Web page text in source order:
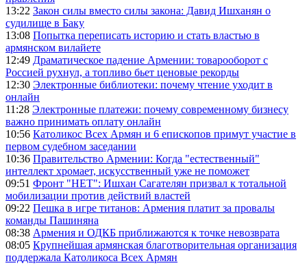
13:22 Закон силы вместо силы закона: Давид Ишханян о
судилище в Баку
13:08 Попытка переписать историю и стать властью в
армянском вилайете
12:49 Драматическое падение Армении: товарооборот с
Россией рухнул, а топливо бьет ценовые рекорды
12:30 Электронные библиотеки: почему чтение уходит в
онлайн
11:28 Электронные платежи: почему современному бизнесу
важно принимать оплату онлайн
10:56 Католикос Всех Армян и 6 епископов примут участие в
первом судебном заседании
10:36 Правительство Армении: Когда "естественный"
интеллект хромает, искусственный уже не поможет
09:51 Фронт "НЕТ": Ишхан Сагателян призвал к тотальной
мобилизации против действий властей
09:22 Пешка в игре титанов: Армения платит за провалы
команды Пашиняна
08:38 Армения и ОДКБ приближаются к точке невозврата
08:05 Крупнейшая армянская благотворительная организация
поддержала Католикоса Всех Армян